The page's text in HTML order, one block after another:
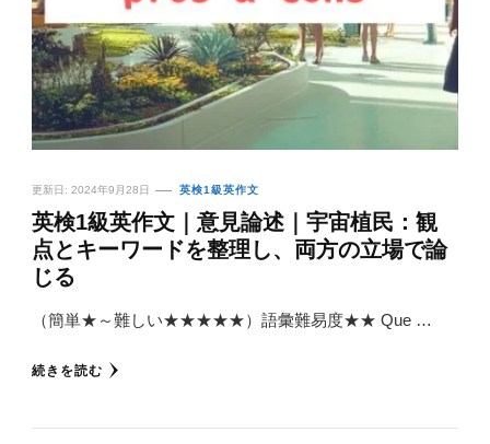
更新日: 2024年9月28日 英検1級英作文
英検1級英作文｜意見論述｜宇宙植民：観
点とキーワードを整理し、両方の立場で論
じる
（簡単★～難しい★★★★★）語彙難易度★★ Que …
続きを読む